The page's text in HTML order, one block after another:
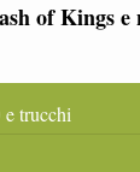
of Kings e
trucchi